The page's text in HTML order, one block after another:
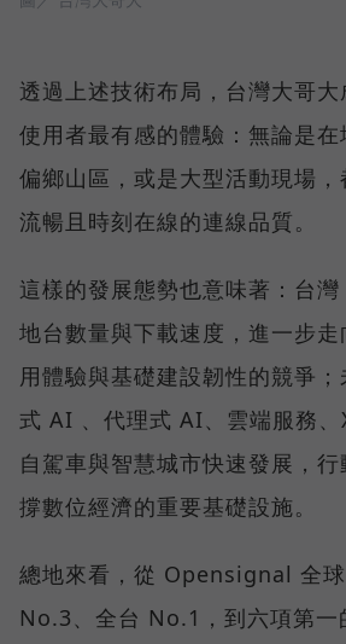
透過上述技術布局，台灣大哥
使用者最有感的體驗：無論是在
偏鄉山區，或是大型活動現場，
流暢且時刻在線的連線品質。
這樣的發展態勢也意味著：台
地台數量與下載速度，進一步
用體驗與基礎建設韌性的競爭
式 AI 、代理式 AI、雲端服務、
自駕車與智慧城市快速發展，
撐數位經濟的重要基礎設施。
總地來看，從 Opensignal 全
No.3、全台 No.1，到六項第一